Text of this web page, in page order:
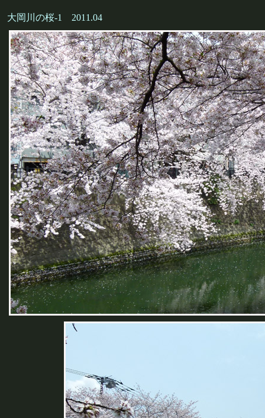
大岡川の桜-1 2011.04